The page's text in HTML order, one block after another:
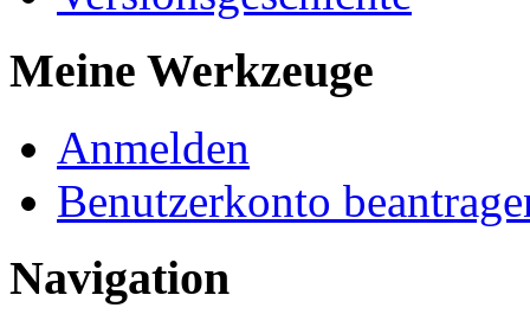
Meine Werkzeuge
Anmelden
Benutzerkonto
Navigation